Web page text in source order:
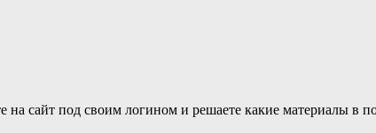
на сайт под своим логином и решаете какие материалы в